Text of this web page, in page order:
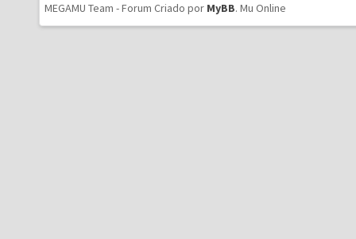
MEGAMU Team - Forum Criado por MyBB. Mu Online